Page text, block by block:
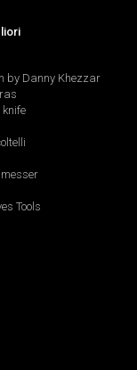
by Danny Khezzar
Tools